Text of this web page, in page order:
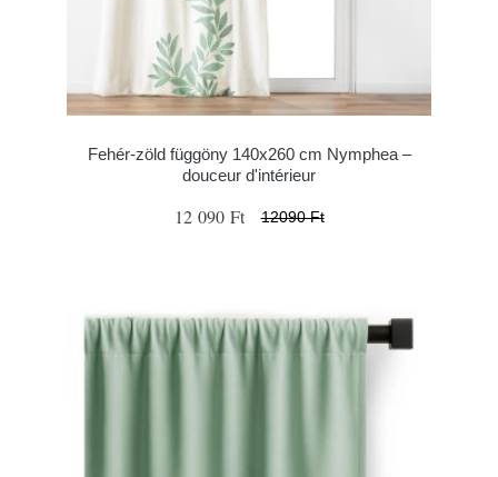
Fehér-zöld függöny 140x260 cm Nymphea –
douceur d'intérieur
12 090 Ft 12090 Ft